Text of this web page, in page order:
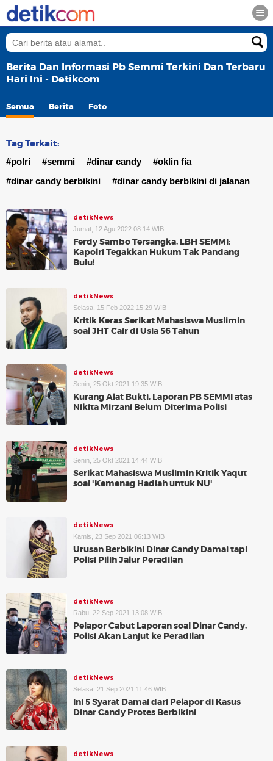
Berita Dan Informasi Pb Semmi Terkini Dan Terbaru
Hari Ini - Detikcom
Semua Berita Foto
Tag Terkait:
#polri #semmi #dinar candy
#oklin fia
#dinar candy berbikini
#dinar candy berbikini di jalanan
detikNews
Jumat, 12 Agu 2022 08:14 WIB
Ferdy Sambo Tersangka, LBH SEMMI:
Kapolri Tegakkan Hukum Tak Pandang
Bulu!
detikNews
Selasa, 15 Feb 2022 15:29 WIB
Kritik Keras Serikat Mahasiswa Muslimin
soal JHT Cair di Usia 56 Tahun
detikNews
Senin, 25 Okt 2021 19:35 WIB
Kurang Alat Bukti, Laporan PB SEMMI atas
Nikita Mirzani Belum Diterima Polisi
detikNews
Senin, 25 Okt 2021 14:44 WIB
Serikat Mahasiswa Muslimin Kritik Yaqut
soal 'Kemenag Hadiah untuk NU'
detikNews
Kamis, 23 Sep 2021 06:13 WIB
Urusan Berbikini Dinar Candy Damai tapi
Polisi Pilih Jalur Peradilan
detikNews
Rabu, 22 Sep 2021 13:08 WIB
Pelapor Cabut Laporan soal Dinar Candy,
Polisi Akan Lanjut ke Peradilan
detikNews
Selasa, 21 Sep 2021 11:46 WIB
Ini 5 Syarat Damai dari Pelapor di Kasus
Dinar Candy Protes Berbikini
detikNews